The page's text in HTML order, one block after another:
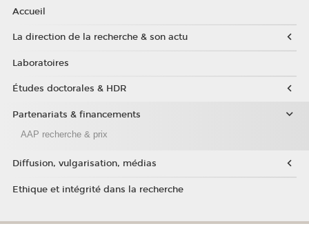
Accueil
La direction de la recherche & son actu
Laboratoires
Études doctorales & HDR
Partenariats & financements
AAP recherche & prix
Diffusion, vulgarisation, médias
Ethique et intégrité dans la recherche